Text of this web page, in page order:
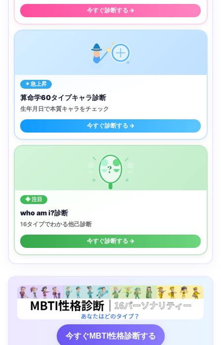
今すぐ診断する →
✦ 急上昇
算命学60タイプキャラ診断
生年月日で本質キャラをチェック
今すぐ診断する →
?
◈ 注目
who am i?診断
16タイプでわかる他己診断
今すぐ診断する →
今すぐMBTI性格診断する